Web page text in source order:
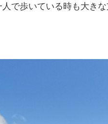
で歩いている時も大きな